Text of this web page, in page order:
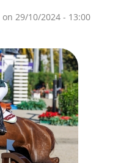
on 29/10/2024 - 13:00